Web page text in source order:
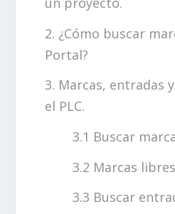
¿Cómo buscar
Portal?
Marcas, entradas
el PLC.
Buscar
Marcas
Buscar